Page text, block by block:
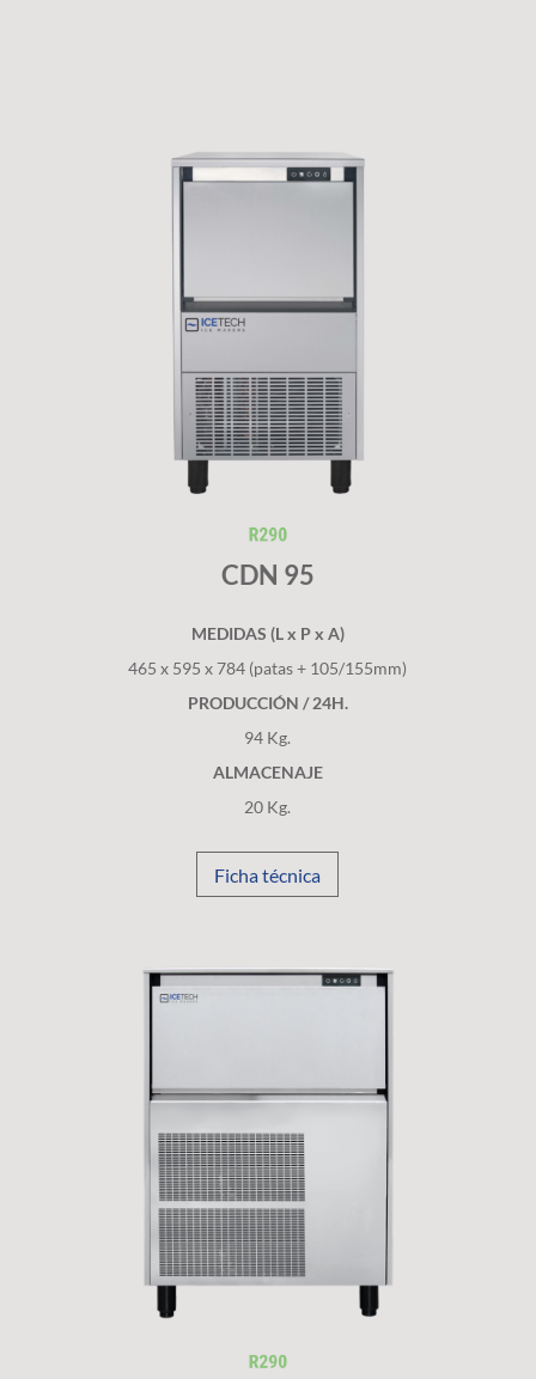
CDN 95
MEDIDAS (L x P x A)
465 x 595 x 784 (patas + 105/155mm)
PRODUCCIÓN / 24H.
94 Kg.
ALMACENAJE
20 Kg.
Ficha técnica